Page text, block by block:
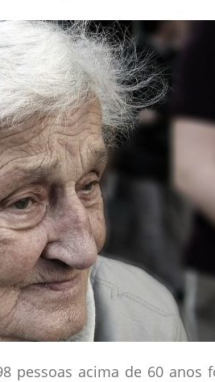
pessoas acima de 60 anos